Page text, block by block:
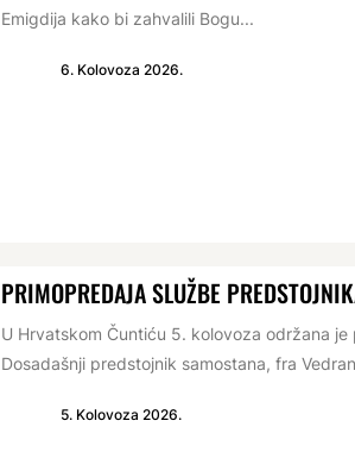
Emigdija kako bi zahvalili Bogu...
6. Kolovoza 2026.
PRIMOPREDAJA SLUŽBE
U Hrvatskom Čuntiću 5. kolovoza održana
Dosadašnji predstojnik samostana, fra
5. Kolovoza 2026.